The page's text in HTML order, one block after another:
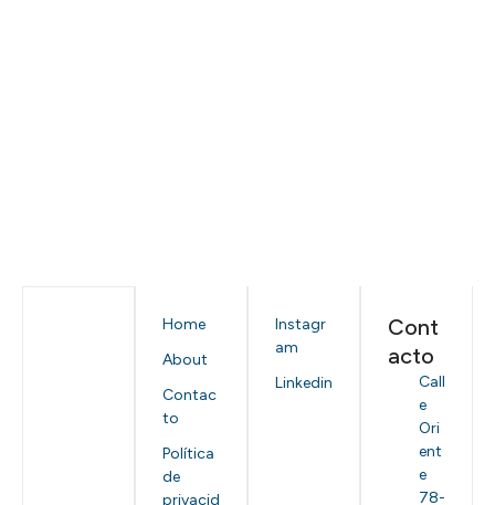
Home
About
Contac
to
Política
de
privacid
Instagr
am
Linkedin
Cont
acto
Call
e
Ori
ent
e
78-